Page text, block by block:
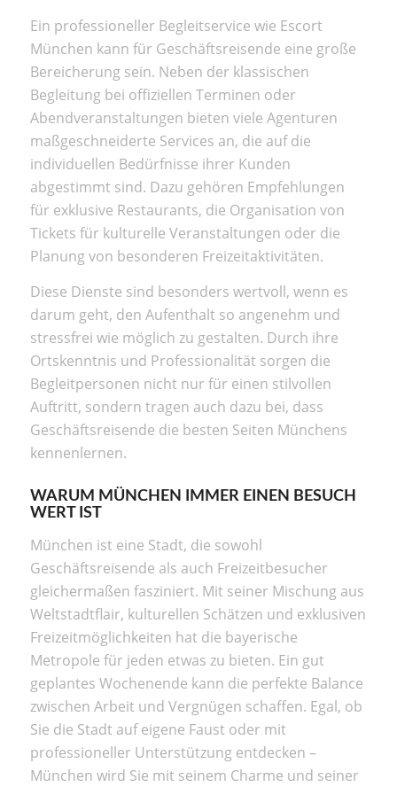
Ein professioneller Begleitservice wie Escort
München kann für Geschäftsreisende eine große
Bereicherung sein. Neben der klassischen
Begleitung bei offiziellen Terminen oder
Abendveranstaltungen bieten viele Agenturen
maßgeschneiderte Services an, die auf die
individuellen Bedürfnisse ihrer Kunden
abgestimmt sind. Dazu gehören Empfehlungen
für exklusive Restaurants, die Organisation von
Tickets für kulturelle Veranstaltungen oder die
Planung von besonderen Freizeitaktivitäten.
Diese Dienste sind besonders wertvoll, wenn es
darum geht, den Aufenthalt so angenehm und
stressfrei wie möglich zu gestalten. Durch ihre
Ortskenntnis und Professionalität sorgen die
Begleitpersonen nicht nur für einen stilvollen
Auftritt, sondern tragen auch dazu bei, dass
Geschäftsreisende die besten Seiten Münchens
kennenlernen.
WARUM MÜNCHEN IMMER EINEN BESUCH
WERT IST
München ist eine Stadt, die sowohl
Geschäftsreisende als auch Freizeitbesucher
gleichermaßen fasziniert. Mit seiner Mischung aus
Weltstadtflair, kulturellen Schätzen und exklusiven
Freizeitmöglichkeiten hat die bayerische
Metropole für jeden etwas zu bieten. Ein gut
geplantes Wochenende kann die perfekte Balance
zwischen Arbeit und Vergnügen schaffen. Egal, ob
Sie die Stadt auf eigene Faust oder mit
professioneller Unterstützung entdecken –
München wird Sie mit seinem Charme und seiner